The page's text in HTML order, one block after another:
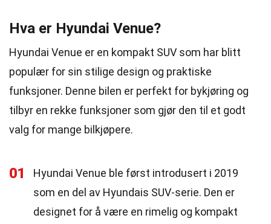
Hva er Hyundai Venue?
Hyundai Venue er en kompakt SUV som har blitt
populær for sin stilige design og praktiske
funksjoner. Denne bilen er perfekt for bykjøring og
tilbyr en rekke funksjoner som gjør den til et godt
valg for mange bilkjøpere.
01
Hyundai Venue ble først introdusert i 2019
som en del av Hyundais SUV-serie. Den er
designet for å være en rimelig og kompakt